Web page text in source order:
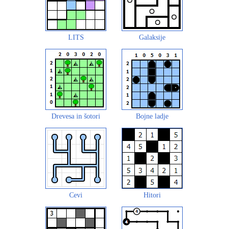
LITS Galaksije
Drevesa in šotori Bojne ladje
Cevi Hitori